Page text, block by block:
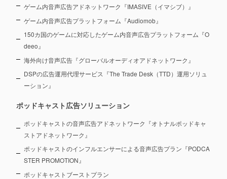
ゲーム内音声広告アドネットワーク『IMASIVE（イマシブ）』
ゲーム内音声広告プラットフォーム『Audiomob』
150カ国のゲームに対応したゲーム内音声広告プラットフォーム『O
deeo』
海外向け音声広告『グローバルオーディオアドネットワーク』
DSPの広告運用代理サービス『The Trade Desk（TTD）運用ソリュ
ーション』
ポッドキャスト広告ソリューション
ポッドキャストの音声広告アドネットワーク『オトナルポッドキャ
ストアドネットワーク』
ポッドキャストのインフルエンサーによる音声広告プラン『PODCA
STER PROMOTION』
ポッドキャストブーストプラン